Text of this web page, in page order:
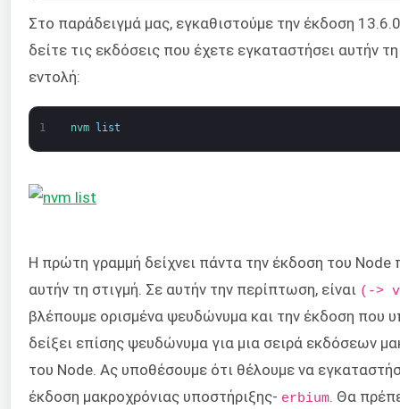
Στο παράδειγμά μας, εγκαθιστούμε την έκδοση
δείτε τις εκδόσεις που έχετε εγκαταστήσει αυτήν
εντολή:
1 nvm list
Η πρώτη γραμμή δείχνει πάντα την έκδοση του Node
αυτήν τη στιγμή. Σε αυτήν την περίπτωση, είναι (->
βλέπουμε ορισμένα ψευδώνυμα και την έκδοση που
δείξει επίσης ψευδώνυμα για μια σειρά εκδόσεων
του Node. Ας υποθέσουμε ότι θέλουμε να
έκδοση μακροχρόνιας υποστήριξης- erbium . Θα